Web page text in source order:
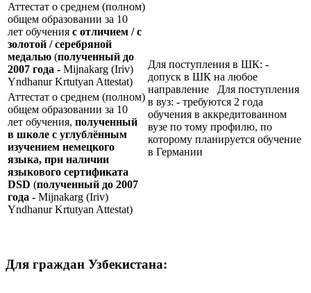
Аттестат о среднем (полном)
общем образовании за 10
лет обучения с отличием / с
золотой / серебряной
медалью (полученный до
2007 года - Mijnakarg (Iriv)
Yndhanur Krtutyan Attestat)
Для поступления в ШК: -
допуск в ШК на любое
направление Для поступления
в вуз: - требуются 2 года
обучения в аккредитованном
вузе по тому профилю, по
которому планируется обучение
в Германии
Аттестат о среднем (полном)
общем образовании за 10
лет обучения, полученный
в школе с углублённым
изучением немецкого
языка, при наличии
языкового сертификата
DSD (полученный до 2007
года - Mijnakarg (Iriv)
Yndhanur Krtutyan Attestat)
Для граждан Узбекистана: